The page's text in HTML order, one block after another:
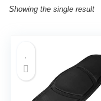
Showing the single result